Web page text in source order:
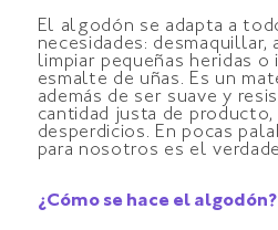
El algodón se adapta a
necesidades: desmaquillar,
limpiar pequeñas heridas o
esmalte de uñas. Es un
además de ser suave y
cantidad justa de producto,
desperdicios. En pocas
para nosotros es el
¿Cómo se hace el algodón?